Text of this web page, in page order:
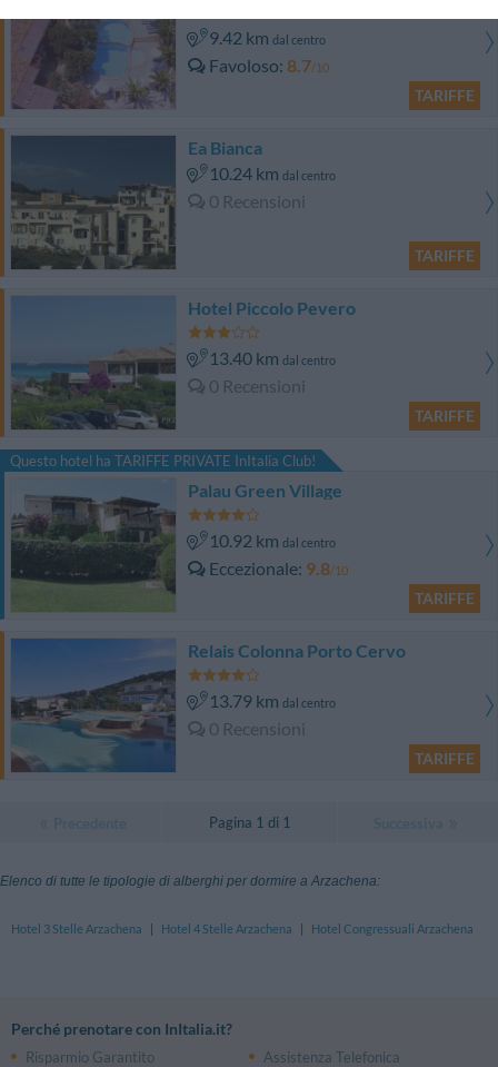
9.42 km dal centro
Favoloso 8.7/10
TARIFFE
Ea Bianca
10.24 km dal centro
0 Recensioni
TARIFFE
Hotel Piccolo Pevero
13.40 km dal centro
0 Recensioni
TARIFFE
Questo hotel ha TARIFFE PRIVATE InItalia Club!
Palau Green Village
10.92 km dal centro
Eccezionale 9.8/10
TARIFFE
Relais Colonna Porto Cervo
13.79 km dal centro
0 Recensioni
TARIFFE
Pagina 1 di 1
Elenco di tutte le tipologie di alberghi per dormire a Arzachena:
Hotel 3 Stelle Arzachena Hotel 4 Stelle Arzachena Hotel Congressuali Arzachena
Perché prenotare con InItalia.it?
Risparmio Garantito Assistenza Telefonica